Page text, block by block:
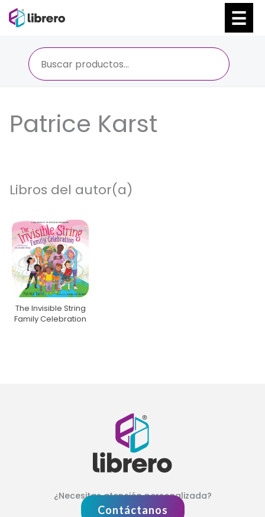
Patrice Karst
Libros del autor(a)
The Invisible String
Family Celebration
¿Necesitas atención personalizada?
Contáctanos